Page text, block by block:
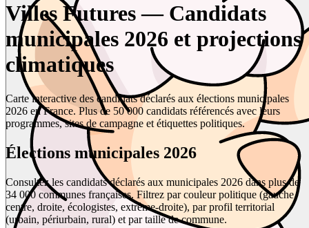
Villes Futures — Candidats
municipales 2026 et projections
climatiques
Carte interactive des candidats déclarés aux élections municipales
2026 en France. Plus de 50 000 candidats référencés avec leurs
programmes, sites de campagne et étiquettes politiques.
Élections municipales 2026
Consultez les candidats déclarés aux municipales 2026 dans plus de
34 000 communes françaises. Filtrez par couleur politique (gauche,
centre, droite, écologistes, extrême-droite), par profil territorial
(urbain, périurbain, rural) et par taille de commune.